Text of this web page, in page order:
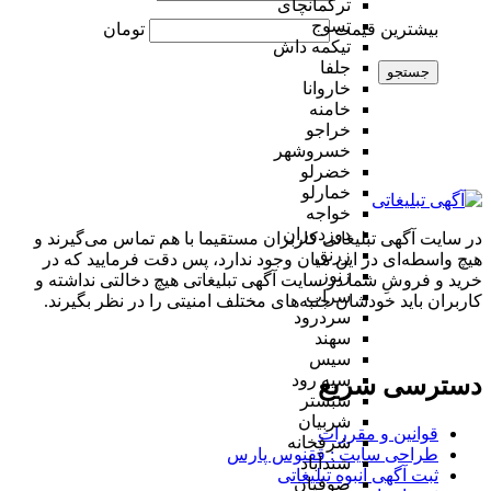
ترکمانچای
تسوج
تیکمه داش
جلفا
خاروانا
خامنه
خراجو
خسروشهر
خضرلو
خمارلو
خواجه
دوزدوزان
زرنق
زنوز
سراب
سردرود
سهند
سیس
سیه رود
شبستر
شربیان
شرفخانه
شندآباد
صوفیان
بیشترین قیمت تومان
جستجو
در سایت آگهی تبلیغاتی کاربران مستقیما با هم تماس می‌گیرند و
هیچ واسطه‌ای در این میان وجود ندارد، پس دقت فرمایید که در
خرید و فروشِ شما در سایت آگهی تبلیغاتی هیچ دخالتی نداشته و
کاربران باید خودشان جنبه‌های مختلف امنیتی را در نظر بگیرند.
دسترسی سریع
قوانین و مقررات
طراحی سایت : ققنوس پارس
ثبت آگهی انبوه تبلیغاتی